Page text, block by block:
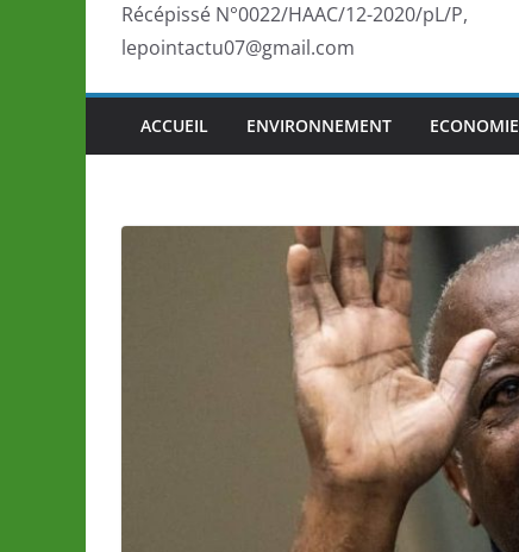
développement?
Récépissé N°0022/HAAC/12-2020/pL/P,
lepointactu07@gmail.com
ACCUEIL ENVIRONNEMENT ECONOMIE